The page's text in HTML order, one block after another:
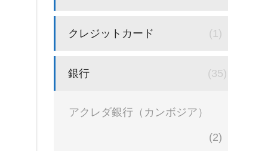
クレジットカード (1)
銀行 (35)
アクレダ銀行（カンボジア）
(2)